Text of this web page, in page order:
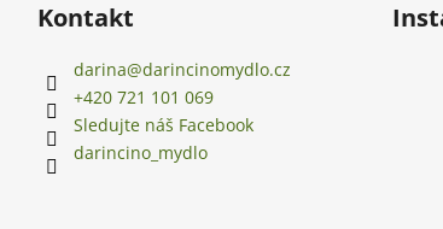
Kontakt
darina@darincinomydlo.cz
+420 721 101 069
Sledujte náš Facebook
darincino_mydlo